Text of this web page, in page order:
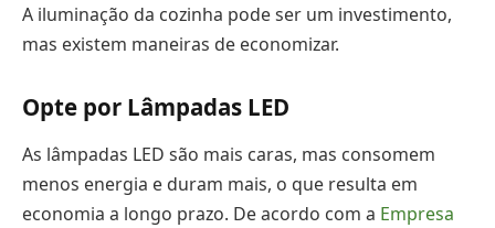
A iluminação da cozinha pode ser um investimento,
mas existem maneiras de economizar.
Opte por Lâmpadas LED
As lâmpadas LED são mais caras, mas consomem
menos energia e duram mais, o que resulta em
economia a longo prazo. De acordo com a Empresa